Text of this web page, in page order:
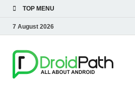
TOP MENU
7 August 2026